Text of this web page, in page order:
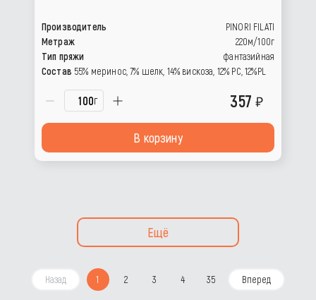
Производитель
PINORI FILATI
Метраж
220м/100г
Тип пряжи
фантазийная
Состав 55% меринос, 7% шелк, 14% вискоза, 12% PC, 12%PL
г 357
В корзину
Ещё
Назад 1 2 3 4 35 Вперед